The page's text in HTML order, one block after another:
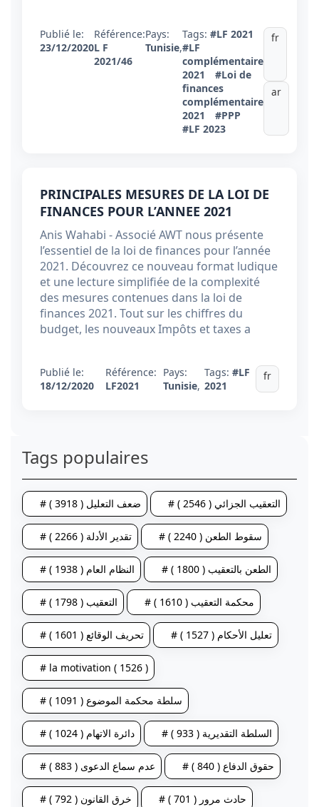
Publié le:
23/12/2020
Référence:
L F
2021/46
Pays:
Tunisie,
Tags: #LF 2021
#LF
complémentaire
2021
#Loi de
finances
complémentaire
2021
#PPP
#LF 2023
fr
ar
PRINCIPALES MESURES DE LA LOI DE
FINANCES POUR L’ANNEE 2021
Anis Wahabi - Associé AWT nous présente
l’essentiel de la loi de finances pour l’année
2021. Découvrez ce nouveau format ludique
et une lecture simplifiée de la complexité
des mesures contenues dans la loi de
finances 2021. Tout sur les chiffres du
budget, les nouveaux Impôts et taxes a
Publié le:
18/12/2020
Référence:
LF2021
Pays:
Tunisie,
Tags:#LF
2021
fr
Tags populaires
# ضعف التعليل ( 3918 ) # التعقيب الجزائي ( 2546 )
# تقدير الأدلة ( 2266 ) # سقوط الطعن ( 2240 )
# النظام العام ( 1938 ) # الطعن بالتعقيب ( 1800 )
# التعقيب ( 1798 ) # محكمة التعقيب ( 1610 )
# تحريف الوقائع ( 1601 ) # تعليل الأحكام ( 1527 )
# la motivation ( 1526 )
# سلطة محكمة الموضوع ( 1091 )
# دائرة الاتهام ( 1024 ) # السلطة التقديرية ( 933 )
# عدم سماع الدعوى ( 883 ) # حقوق الدفاع ( 840 )
# خرق القانون ( 792 ) # حادث مرور ( 701 )